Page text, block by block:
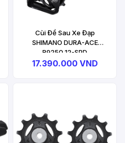
Cùi Đề Sau Xe Đạp
SHIMANO DURA-ACE
R9250 12-SPD
17.390.000 VND